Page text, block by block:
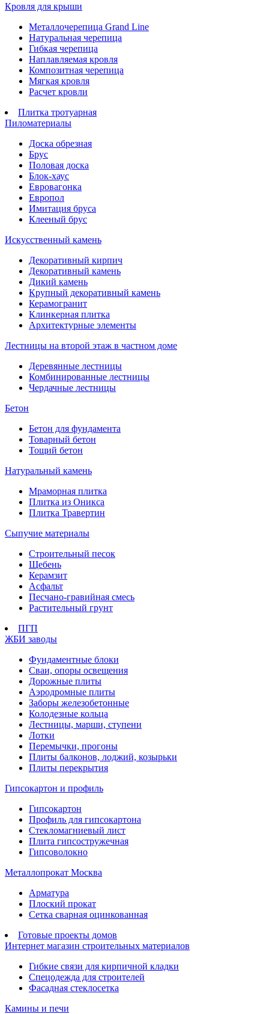
Кровля для крыши
Металлочерепица Grand Line
Натуральная черепица
Гибкая черепица
Наплавляемая кровля
Композитная черепица
Мягкая кровля
Расчет кровли
Плитка тротуарная
Пиломатериалы
Доска обрезная
Брус
Половая доска
Блок-хаус
Евровагонка
Европол
Имитация бруса
Клееный брус
Искусственный камень
Декоративный кирпич
Декоративный камень
Дикий камень
Крупный декоративный камень
Керамогранит
Клинкерная плитка
Архитектурные элементы
Лестницы на второй этаж в частном доме
Деревянные лестницы
Комбинированные лестницы
Чердачные лестницы
Бетон
Бетон для фундамента
Товарный бетон
Тощий бетон
Натуральный камень
Мраморная плитка
Плитка из Оникса
Плитка Травертин
Сыпучие материалы
Строительный песок
Щебень
Керамзит
Асфальт
Песчано-гравийная смесь
Растительный грунт
ПГП
ЖБИ заводы
Фундаментные блоки
Сваи, опоры освещения
Дорожные плиты
Аэродромные плиты
Заборы железобетонные
Колодезные кольца
Лестницы, марши, ступени
Лотки
Перемычки, прогоны
Плиты балконов, лоджий, козырьки
Плиты перекрытия
Гипсокартон и профиль
Гипсокартон
Профиль для гипсокартона
Стекломагниевый лист
Плита гипсостружечная
Гипсоволокно
Металлопрокат Москва
Арматура
Плоский прокат
Сетка сварная оцинкованная
Готовые проекты домов
Интернет магазин строительных материалов
Гибкие связи для кирпичной кладки
Спецодежда для строителей
Фасадная стеклосетка
Камины и печи